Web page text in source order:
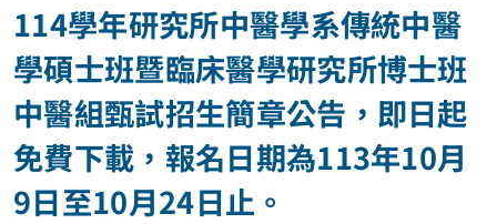
114學年研究所中醫學系傳統中醫
學碩士班暨臨床醫學研究所博士班
中醫組甄試招生簡章公告，即日起
免費下載，報名日期為113年10月
9日至10月24日止。